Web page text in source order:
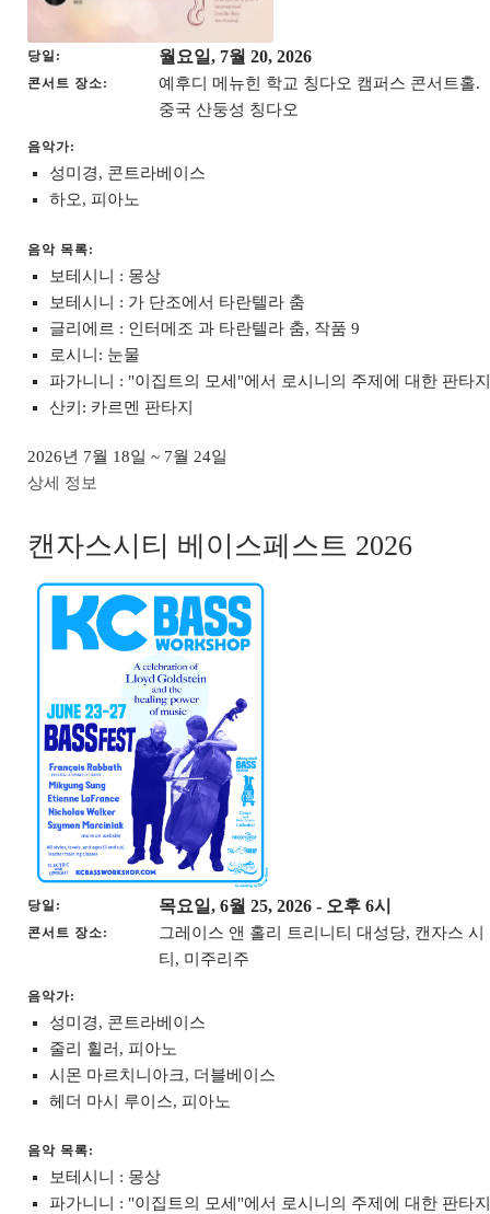
당일 월요일, 7월 20, 2026
콘서트 장소
예후디 메뉴힌 학교 칭다오 캠퍼스 콘서트홀.
중국 산둥성 칭다오
음악가:
성미경, 콘트라베이스
하오, 피아노
음악 목록:
보테시니 : 몽상
보테시니 : 가 단조에서 타란텔라 춤
글리에르 : 인터메조 과 타란텔라 춤, 작품 9
로시니: 눈물
파가니니 : "이집트의 모세"에서 로시니의 주제에 대한 판타지
산키: 카르멘 판타지
2026년 7월 18일 ~ 7월 24일
상세 정보
캔자스시티 베이스페스트 2026
당일 목요일, 6월 25, 2026 - 오후 6시
콘서트 장소
그레이스 앤 홀리 트리니티 대성당, 캔자스 시
티, 미주리주
음악가:
성미경, 콘트라베이스
줄리 휠러, 피아노
시몬 마르치니아크, 더블베이스
헤더 마시 루이스, 피아노
음악 목록:
보테시니 : 몽상
파가니니 : "이집트의 모세"에서 로시니의 주제에 대한 판타지